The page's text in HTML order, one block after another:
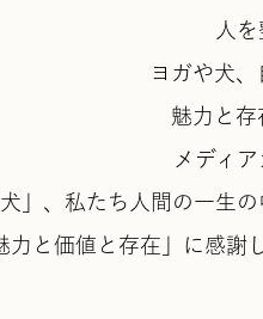
人
ヨガや犬
魅力と存
メディア
犬」、私たち人間の一生
力と価値と存在」に感謝